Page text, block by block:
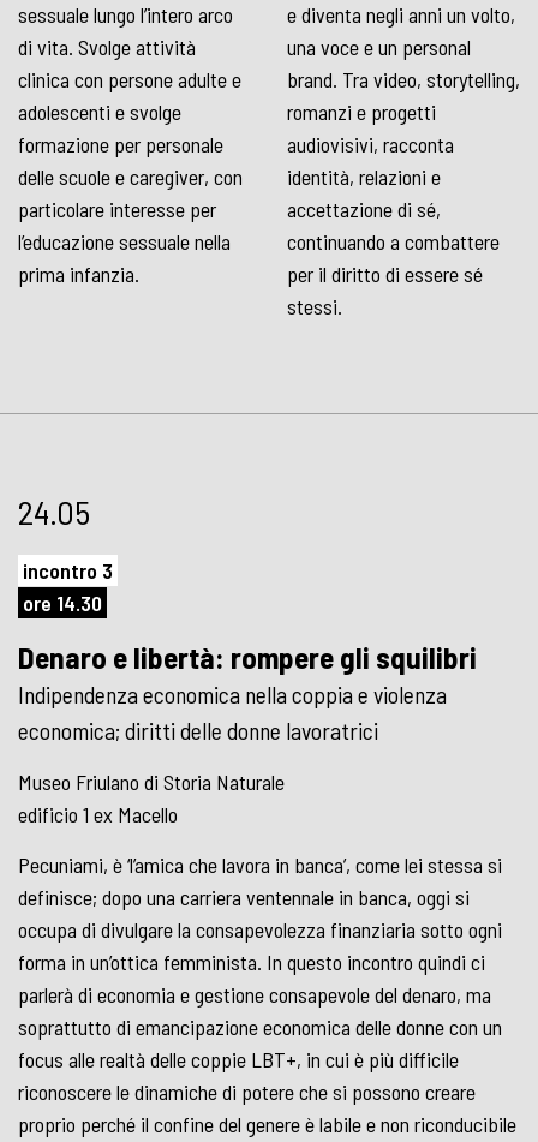
sessuale lungo l’intero arco
di vita. Svolge attività
clinica con persone adulte e
adolescenti e svolge
formazione per personale
delle scuole e caregiver, con
particolare interesse per
l’educazione sessuale nella
prima infanzia.
e diventa negli anni un volto,
una voce e un personal
brand. Tra video, storytelling,
romanzi e progetti
audiovisivi, racconta
identità, relazioni e
accettazione di sé,
continuando a combattere
per il diritto di essere sé
stessi.
24.05
incontro 3
ore 14.30
Denaro e libertà: rompere gli squilibri
Indipendenza economica nella coppia e violenza
economica; diritti delle donne lavoratrici
Museo Friulano di Storia Naturale
edificio 1 ex Macello
Pecuniami, è ‘l’amica che lavora in banca’, come lei stessa si
definisce; dopo una carriera ventennale in banca, oggi si
occupa di divulgare la consapevolezza finanziaria sotto ogni
forma in un’ottica femminista. In questo incontro quindi ci
parlerà di economia e gestione consapevole del denaro, ma
soprattutto di emancipazione economica delle donne con un
focus alle realtà delle coppie LBT+, in cui è più difficile
riconoscere le dinamiche di potere che si possono creare
proprio perché il confine del genere è labile e non riconducibile